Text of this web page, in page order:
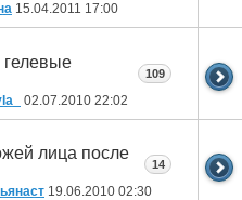
15.04.2011 17:00
гелевые
02.07.2010 22:02
109
лица после
19.06.2010 02:30
14